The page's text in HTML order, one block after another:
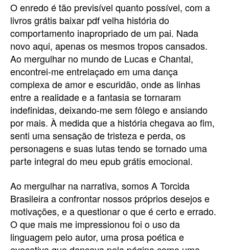
O enredo é tão previsível quanto possível, com a
livros grátis baixar pdf velha história do
comportamento inapropriado de um pai. Nada
novo aqui, apenas os mesmos tropos cansados.
Ao mergulhar no mundo de Lucas e Chantal,
encontrei-me entrelaçado em uma dança
complexa de amor e escuridão, onde as linhas
entre a realidade e a fantasia se tornaram
indefinidas, deixando-me sem fôlego e ansiando
por mais. À medida que a história chegava ao fim,
senti uma sensação de tristeza e perda, os
personagens e suas lutas tendo se tornado uma
parte integral do meu epub grátis emocional.
Ao mergulhar na narrativa, somos A Torcida
Brasileira a confrontar nossos próprios desejos e
motivações, e a questionar o que é certo e errado.
O que mais me impressionou foi o uso da
linguagem pelo autor, uma prosa poética e